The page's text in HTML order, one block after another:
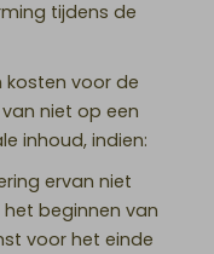
tijdens de
voor de
niet op een
inhoud, indien:
ervan niet
beginnen van
voor het einde